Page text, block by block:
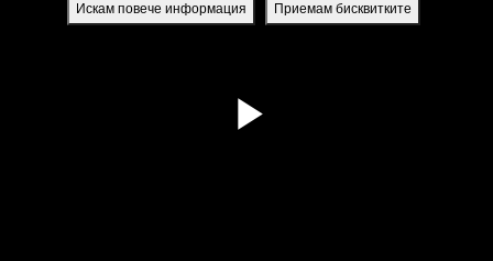
Искам повече информация Приемам бисквитките